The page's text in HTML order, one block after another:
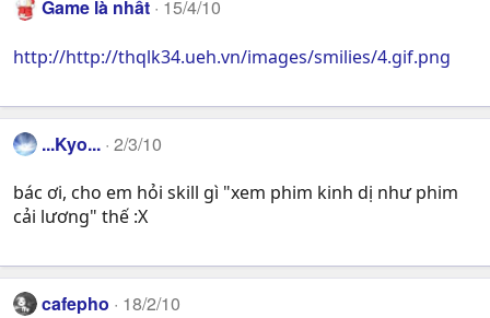
Game là nhất 15/4/10
http://http://thqlk34.ueh.vn/images/smilies/4.gif.png
...Kyo... 2/3/10
bác ơi, cho em hỏi skill gì "xem phim kinh dị như phim
cải lương" thế :X
cafepho 18/2/10